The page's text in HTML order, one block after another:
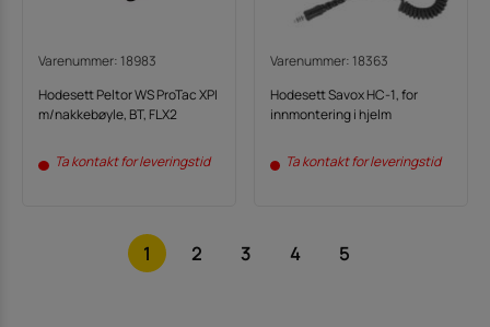
Varenummer: 18983
Hodesett Peltor WS ProTac XPI
m/nakkebøyle, BT, FLX2
Ta kontakt for leveringstid
Varenummer: 18363
Hodesett Savox HC-1, for
innmontering i hjelm
Ta kontakt for leveringstid
1 2 3 4 5